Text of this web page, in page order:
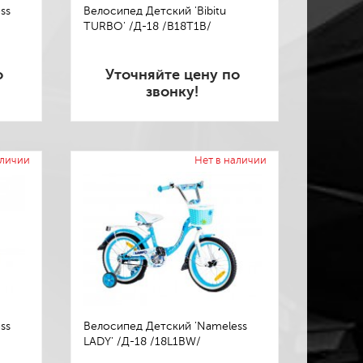
Велосипед Детский 'Bibitu
TURBO' /Д-18 /B18T1B/
Уточняйте цену по
звонку!
Велосипед Детский 'Nameless
LADY' /Д-18 /18L1BW/
Нет в наличии